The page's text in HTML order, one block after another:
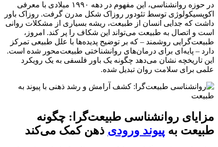
در حوزه روانشناسی، این مفهوم در دهه ۱۹۹۰ میلادی با معرفی
اکوپسیکولوژی توسط تئودور روزاک شکل مدرن گرفت. روزاک باور
داشت که جدایی انسان از طبیعت، ریشه بسیاری از مشکلات روانی
است و اتصال به طبیعت می‌تواند این شکاف را پر کند. امروز،
طبیعت‌گرایی روشمند – که بر توضیح پدیده‌ها با علل طبیعی تمرکز
دارد – پایه‌ای برای درمان‌های روانشناختی طبیعت‌محور شده است.
این تاریخچه نشان می‌دهد چگونه یک باور فلسفی به یک رویکرد
علمی برای سلامت روان تبدیل شده.
مزایای روانشناسی طبیعت‌گرا: چگونه
طبیعت به پیوند ورودی ذهن کمک می‌کند